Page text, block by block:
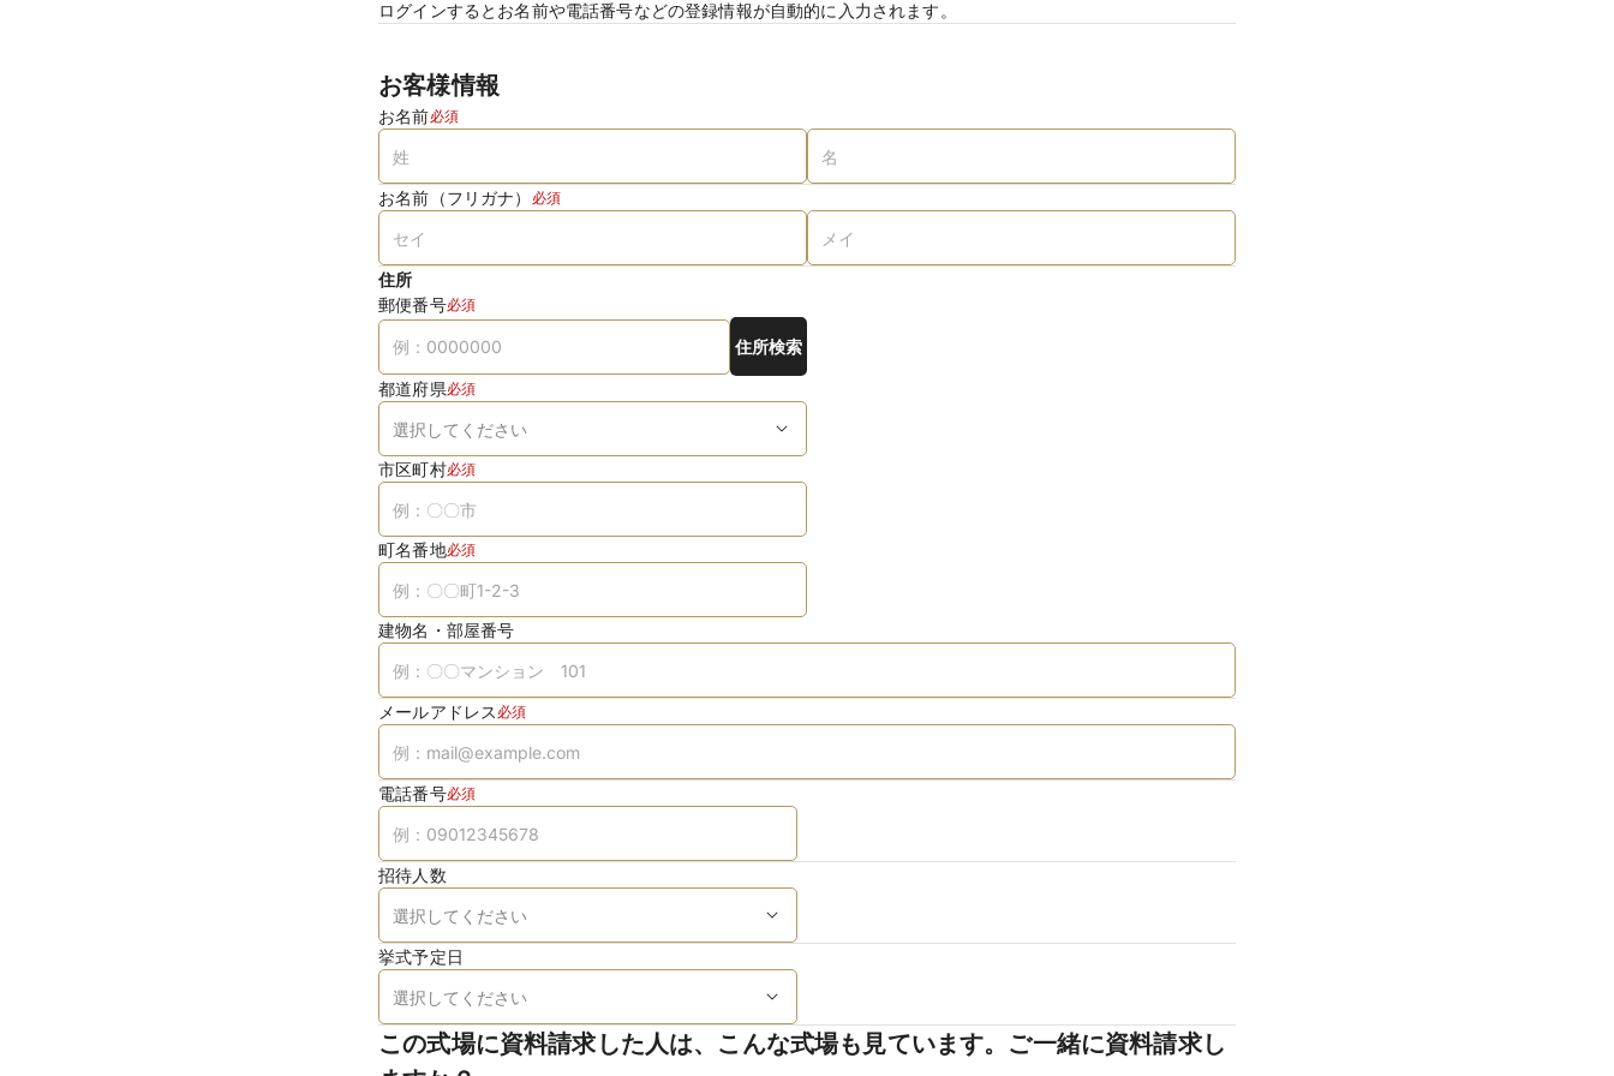
ログインするとお名前や電話番号などの登録情報が自動的に入力されます。
お客様情報
お名前必須
お名前（フリガナ） 必須
住所
郵便番号必須
住所検索
都道府県必須
市区町村必須
町名番地必須
建物名・部屋番号
メールアドレス 必須
電話番号必須
招待人数
挙式予定日
この式場に資料請求した人は、こんな式場も見ています。ご一緒に資料請求し